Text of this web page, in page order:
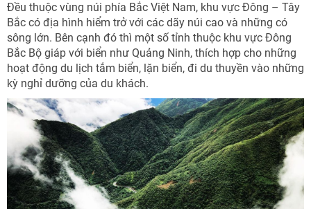
Đều thuộc vùng núi phía Bắc Việt Nam, khu vực Đông – Tây
Bắc có địa hình hiểm trở với các dãy núi cao và những có
sông lớn. Bên cạnh đó thì một số tỉnh thuộc khu vực Đông
Bắc Bộ giáp với biển như Quảng Ninh, thích hợp cho những
hoạt động du lịch tắm biển, lặn biển, đi du thuyền vào những
kỳ nghỉ dưỡng của du khách.